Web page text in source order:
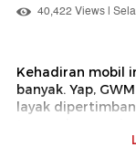
40,422 Views |
Kehadiran mobil
banyak. Yap,
layak
dipakai harian di